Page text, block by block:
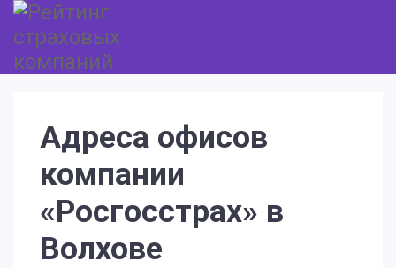
Адреса офисов
компании
«Росгосстрах» в
Волхове